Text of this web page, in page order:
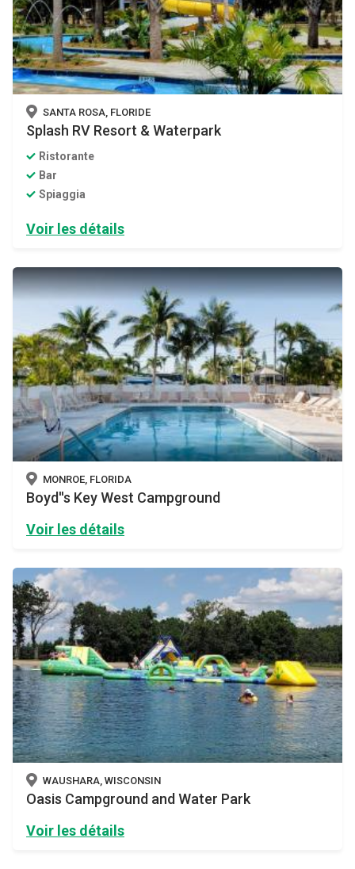
SANTA ROSA, FLORIDE
Splash RV Resort & Waterpark
Ristorante
Bar
Spiaggia
Voir les détails
MONROE, FLORIDA
Boyd''s Key West Campground
Voir les détails
WAUSHARA, WISCONSIN
Oasis Campground and Water Park
Voir les détails